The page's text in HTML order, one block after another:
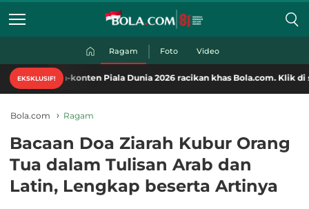
Ragam Foto Video
EKSKLUSIF!
Piala Dunia 2026 racikan khas Bola.com. Klik di sini!
Bola.com Ragam
Bacaan Doa Ziarah Kubur Orang
Tua dalam Tulisan Arab dan
Latin, Lengkap beserta Artinya